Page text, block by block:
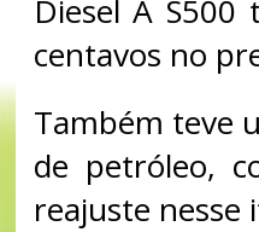
Diesel A
centavos no
Também teve
de petróleo,
reajuste nesse